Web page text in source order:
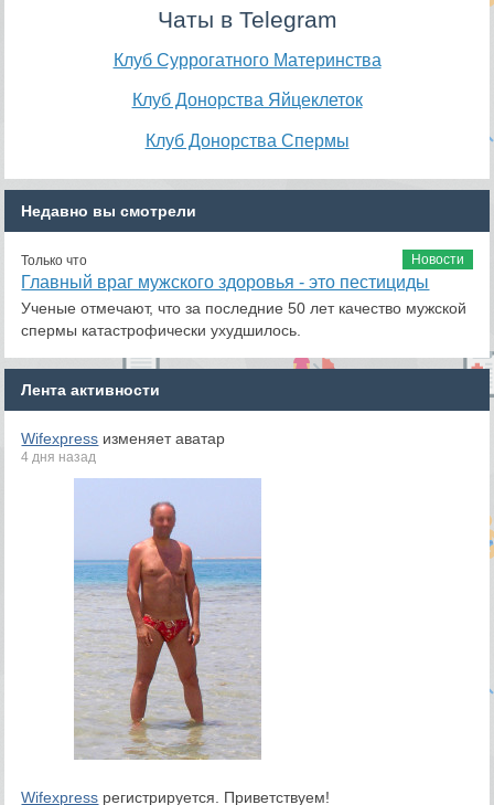
Чаты в Telegram
Клуб Суррогатного Материнства
Клуб Донорства Яйцеклеток
Клуб Донорства Спермы
Недавно вы смотрели
Новости
Только что
Главный враг мужского здоровья - это пестициды
Ученые отмечают, что за последние 50 лет качество мужской
спермы катастрофически ухудшилось.
Лента активности
Wifexpress изменяет аватар
4 дня назад
Wifexpress регистрируется. Приветствуем!